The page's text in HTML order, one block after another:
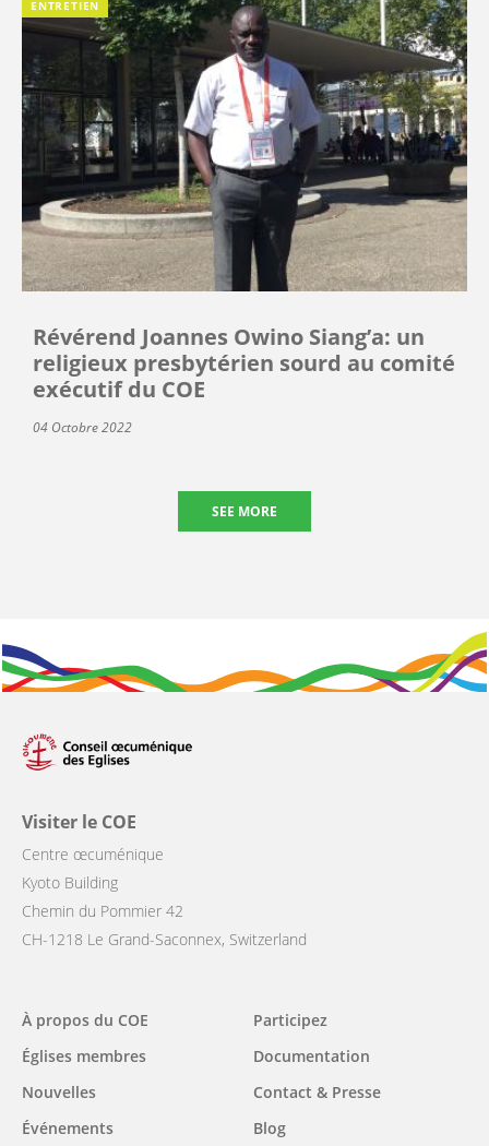
ENTRETIEN
Révérend Joannes Owino Siang’a: un
religieux presbytérien sourd au comité
exécutif du COE
04 Octobre 2022
SEE MORE
Visiter le COE
Centre œcuménique
Kyoto Building
Chemin du Pommier 42
CH-1218 Le Grand-Saconnex, Switzerland
Main
navigation
À propos du COE
Églises membres
Nouvelles
Événements
Participez
Documentation
Contact & Presse
Blog